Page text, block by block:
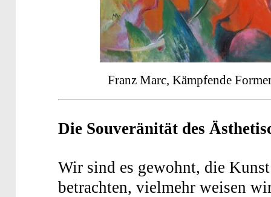
Franz Marc, Kämpfende
Die Souveränität des
Wir sind es gewohnt, die
betrachten, vielmehr weisen